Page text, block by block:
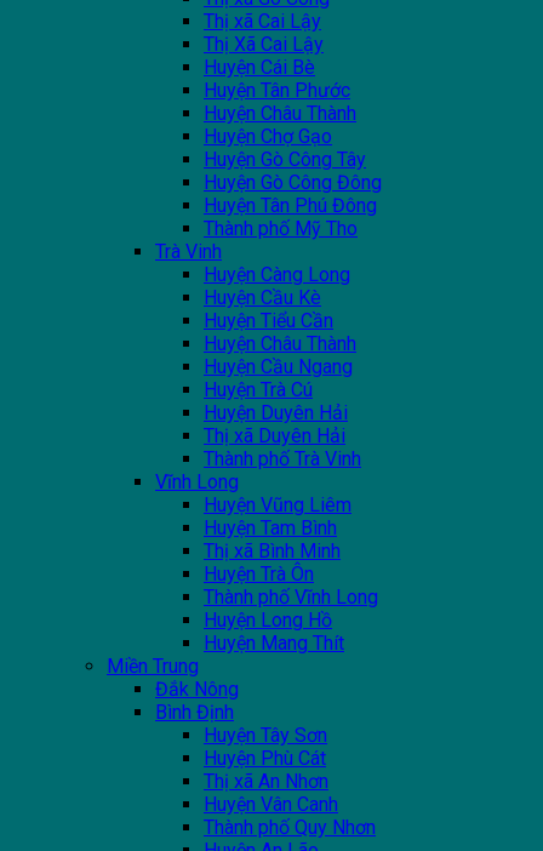
Thị xã Cai Lậy
Thị Xã Cai Lậy
Huyện Cái Bè
Huyện Tân Phước
Huyện Châu Thành
Huyện Chợ Gạo
Huyện Gò Công Tây
Huyện Gò Công Đông
Huyện Tân Phú Đông
Thành phố Mỹ Tho
Trà Vinh
Huyện Càng Long
Huyện Cầu Kè
Huyện Tiểu Cần
Huyện Châu Thành
Huyện Cầu Ngang
Huyện Trà Cú
Huyện Duyên Hải
Thị xã Duyên Hải
Thành phố Trà Vinh
Vĩnh Long
Huyện Vũng Liêm
Huyện Tam Bình
Thị xã Bình Minh
Huyện Trà Ôn
Thành phố Vĩnh Long
Huyện Long Hồ
Huyện Mang Thít
Miền Trung
Đắk Nông
Bình Định
Huyện Tây Sơn
Huyện Phù Cát
Thị xã An Nhơn
Huyện Vân Canh
Thành phố Quy Nhơn